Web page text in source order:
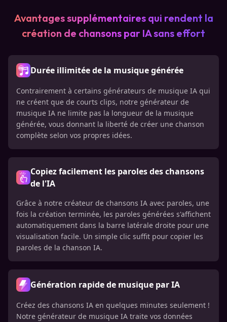
Avantages supplémentaires qui rendent la
création de chansons par IA sans effort
Durée illimitée de la musique générée
Contrairement à certains générateurs de musique IA qui
ne créent que de courts clips, notre générateur de
musique IA ne limite pas la longueur de la musique
générée, vous donnant la liberté de créer une chanson
complète selon vos propres idées.
Copiez facilement les paroles des chansons
de l'IA
Grâce à notre créateur de chansons IA avec paroles, une
fois la création terminée, les paroles générées s'affichent
automatiquement dans la barre latérale droite pour une
visualisation facile. Un simple clic suffit pour copier les
paroles de la chanson IA.
Génération rapide de musique par IA
Créez des chansons IA en quelques minutes seulement !
Notre générateur de musique IA traite vos données